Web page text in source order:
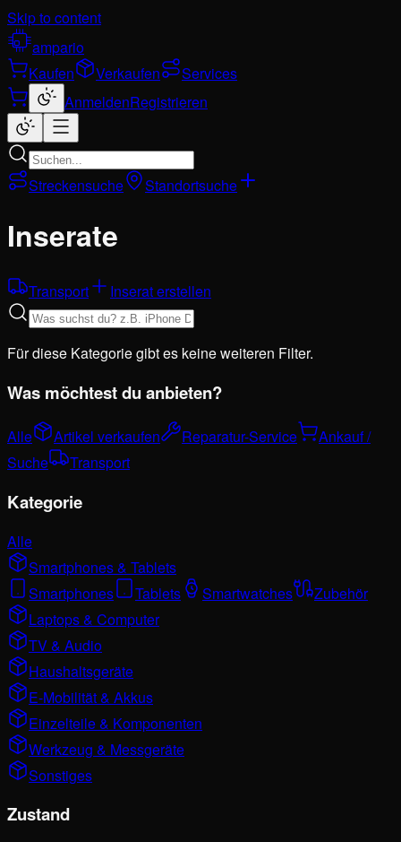
Skip to content
ampario
Kaufen
Verkaufen
Services
AnmeldenRegistrieren
Streckensuche Standortsuche
Inserate
Transport Inserat erstellen
Für diese Kategorie gibt es keine weiteren Filter.
Was möchtest du anbieten?
Alle Artikel verkaufen Reparatur-Service
Ankauf /
Suche
Transport
Kategorie
Alle
Smartphones & Tablets
Smartphones
Tablets Smartwatches
Zubehör
Laptops & Computer
TV & Audio
Haushaltsgeräte
E-Mobilität & Akkus
Einzelteile & Komponenten
Werkzeug & Messgeräte
Sonstiges
Zustand